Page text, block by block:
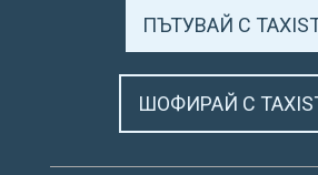
ПЪТУВАЙ С
ШОФИРАЙ С